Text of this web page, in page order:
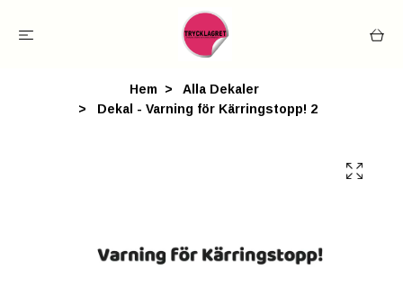
Hem
Alla Dekaler
Dekal - Varning för Kärringstopp! 2